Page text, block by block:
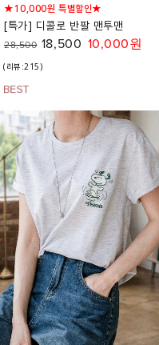
★10,000원 특별할인★
[특가] 디콜로 반팔 맨투맨
28,500 18,500 10,000원
(리뷰:215)